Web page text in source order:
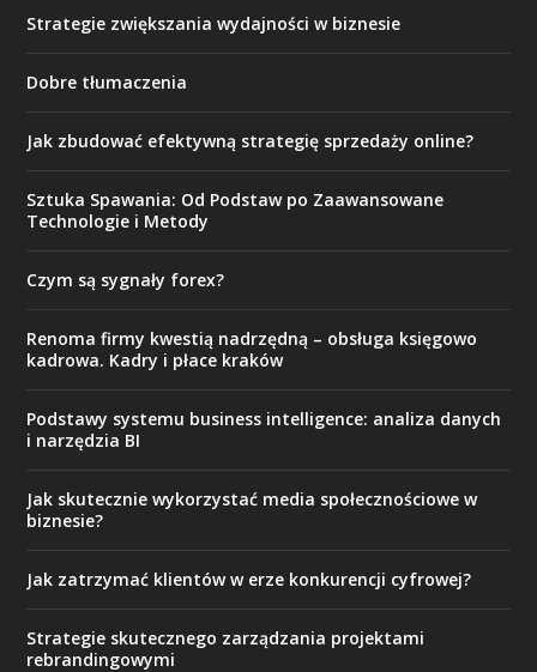
Strategie zwiększania wydajności w biznesie
Dobre tłumaczenia
Jak zbudować efektywną strategię sprzedaży online?
Sztuka Spawania: Od Podstaw po Zaawansowane
Technologie i Metody
Czym są sygnały forex?
Renoma firmy kwestią nadrzędną – obsługa księgowo
kadrowa. Kadry i płace kraków
Podstawy systemu business intelligence: analiza danych
i narzędzia BI
Jak skutecznie wykorzystać media społecznościowe w
biznesie?
Jak zatrzymać klientów w erze konkurencji cyfrowej?
Strategie skutecznego zarządzania projektami
rebrandingowymi